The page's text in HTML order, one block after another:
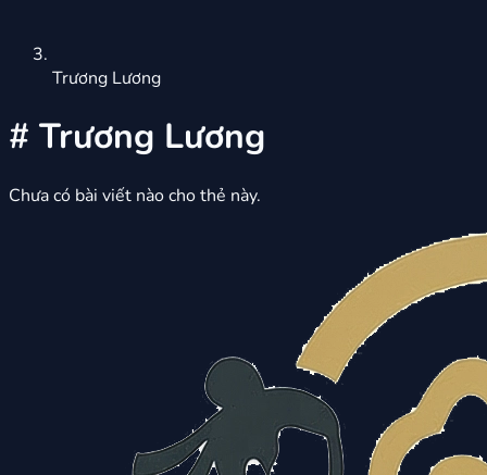
Trương Lương
# Trương Lương
Chưa có bài viết nào cho thẻ này.